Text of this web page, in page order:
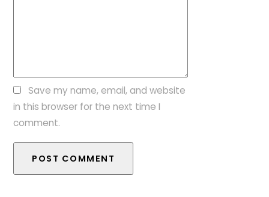
Save my name, email, and website
in this browser for the next time I
comment.